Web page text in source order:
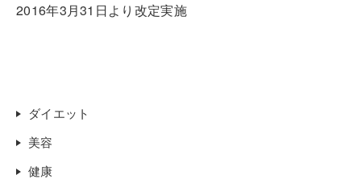
2016年3月31日より改定実施
ダイエット
美容
健康